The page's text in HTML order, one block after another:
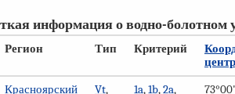
информация о водно-болотном
Регион Тип Критерий
Красноярский
Vt,
1a,1b,2a,